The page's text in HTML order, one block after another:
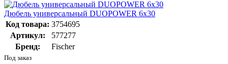
Дюбель универсальный DUOPOWER 6х30
Код товара: 3754695
Артикул:
577277
Бренд:
Fischer
Под заказ